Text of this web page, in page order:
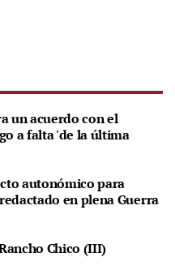
un acuerdo con el
a falta 'de la última
autonómico para
en plena Guerra
Chico (III)